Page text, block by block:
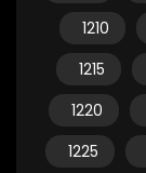
1210
1215
1220
1225